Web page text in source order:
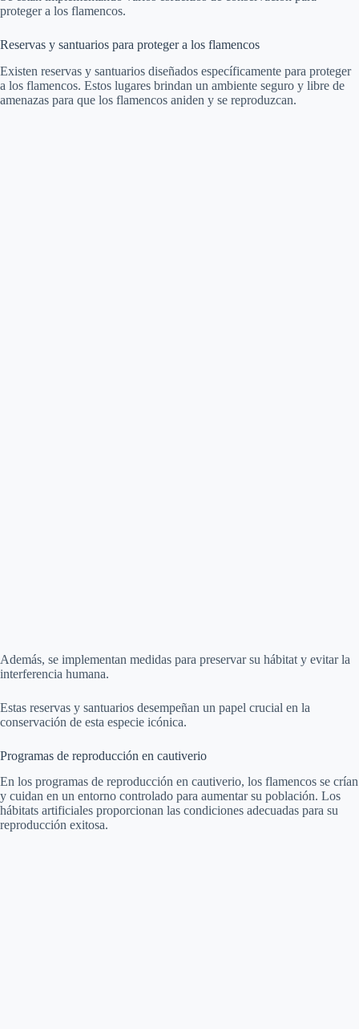
proteger a los flamencos.
Reservas y santuarios para proteger a los flamencos
Existen reservas y santuarios diseñados específicamente para proteger
a los flamencos. Estos lugares brindan un ambiente seguro y libre de
amenazas para que los flamencos aniden y se reproduzcan.
Además, se implementan medidas para preservar su hábitat y evitar la
interferencia humana.
Estas reservas y santuarios desempeñan un papel crucial en la
conservación de esta especie icónica.
Programas de reproducción en cautiverio
En los programas de reproducción en cautiverio, los flamencos se crían
y cuidan en un entorno controlado para aumentar su población. Los
hábitats artificiales proporcionan las condiciones adecuadas para su
reproducción exitosa.